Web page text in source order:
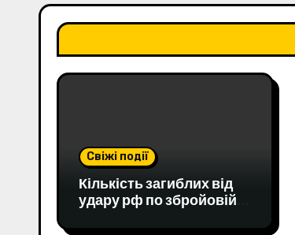
Свіжі події
Кількість загиблих від
удару рф по збройовій